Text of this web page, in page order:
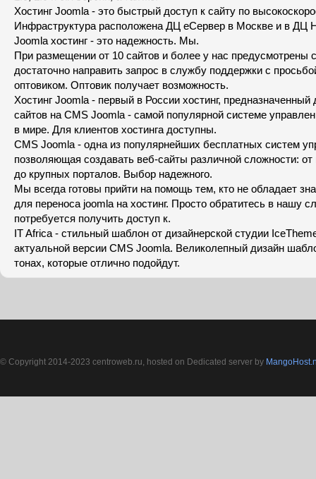
Хостинг Joomla - это быстрый доступ к сайту по
Инфраструктура расположена ДЦ еСервер в Москве и в ДЦ
Joomla хостинг - это надежность. Мы.
При размещении от 10 сайтов и более у нас предусмотрены
достаточно направить запрос в службу поддержки с
оптовиком. Оптовик получает возможность.
Хостинг Joomla - первый в России хостинг,
сайтов на CMS Joomla - самой популярной системе
в мире. Для клиентов хостинга доступны.
CMS Joomla - одна из популярнейших бесплатных систем
позволяющая создавать веб-сайты различной сложности: от
до крупных порталов. Выбор надежного.
Мы всегда готовы прийти на помощь тем, кто не обладает
для переноса joomla на хостинг. Просто обратитесь в нашу
потребуется получить доступ к.
IT Africa - стильный шаблон от дизайнерской студии
актуальной версии CMS Joomla. Великолепный дизайн
тонах, которые отлично подойдут.
© Copyright 2014-2023 centroweb.ru, hosted on Dedicated server by